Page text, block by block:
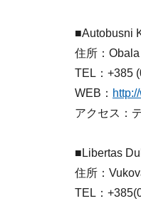
■Autobusni
住所：
TEL：+385
WEB：
アクセス：
■Libertas
住所：
TEL：